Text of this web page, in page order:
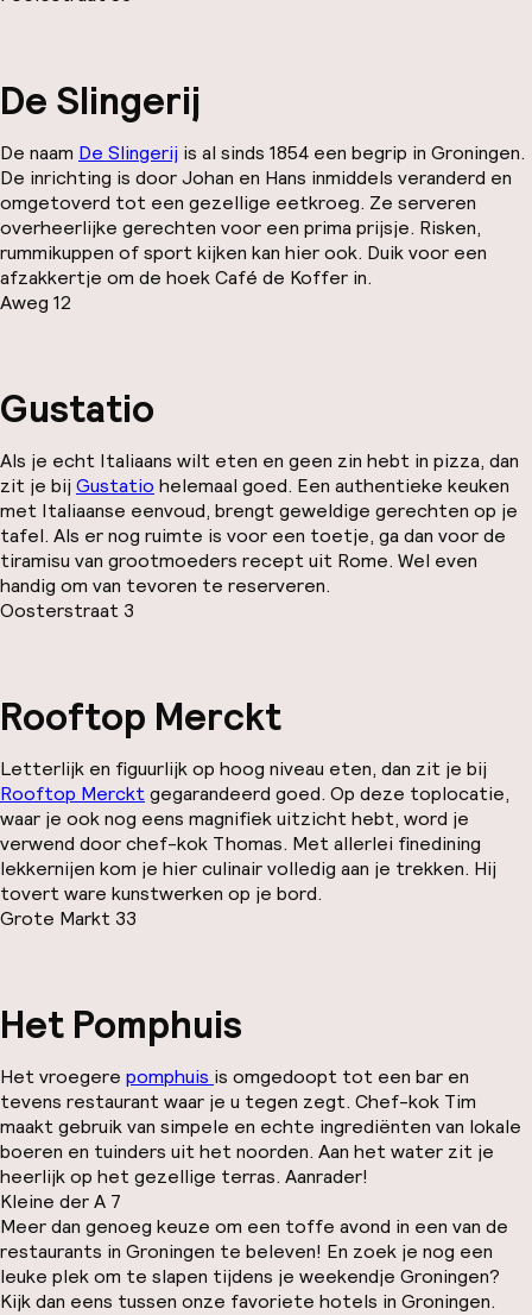
De Slingerij
De naam De Slingerij is al sinds 1854 een begrip in Groningen.
De inrichting is door Johan en Hans inmiddels veranderd en
omgetoverd tot een gezellige eetkroeg. Ze serveren
overheerlijke gerechten voor een prima prijsje. Risken,
rummikuppen of sport kijken kan hier ook. Duik voor een
afzakkertje om de hoek Café de Koffer in.
Aweg 12
Gustatio
Als je echt Italiaans wilt eten en geen zin hebt in pizza, dan
zit je bij Gustatio helemaal goed. Een authentieke keuken
met Italiaanse eenvoud, brengt geweldige gerechten op je
tafel. Als er nog ruimte is voor een toetje, ga dan voor de
tiramisu van grootmoeders recept uit Rome. Wel even
handig om van tevoren te reserveren.
Oosterstraat 3
Rooftop Merckt
Letterlijk en figuurlijk op hoog niveau eten, dan zit je bij
Rooftop Mercktgegarandeerd goed. Op deze toplocatie,
waar je ook nog eens magnifiek uitzicht hebt, word je
verwend door chef-kok Thomas. Met allerlei finedining
lekkernijen kom je hier culinair volledig aan je trekken. Hij
tovert ware kunstwerken op je bord.
Grote Markt 33
Het Pomphuis
Het vroegere pomphuis is omgedoopt tot een bar en
tevens restaurant waar je u tegen zegt. Chef-kok Tim
maakt gebruik van simpele en echte ingrediënten van lokale
boeren en tuinders uit het noorden. Aan het water zit je
heerlijk op het gezellige terras. Aanrader!
Kleine der A 7
Meer dan genoeg keuze om een toffe avond in een van de
restaurants in Groningen te beleven! En zoek je nog een
leuke plek om te slapen tijdens je weekendje Groningen?
Kijk dan eens tussen onze favoriete hotels in Groningen.